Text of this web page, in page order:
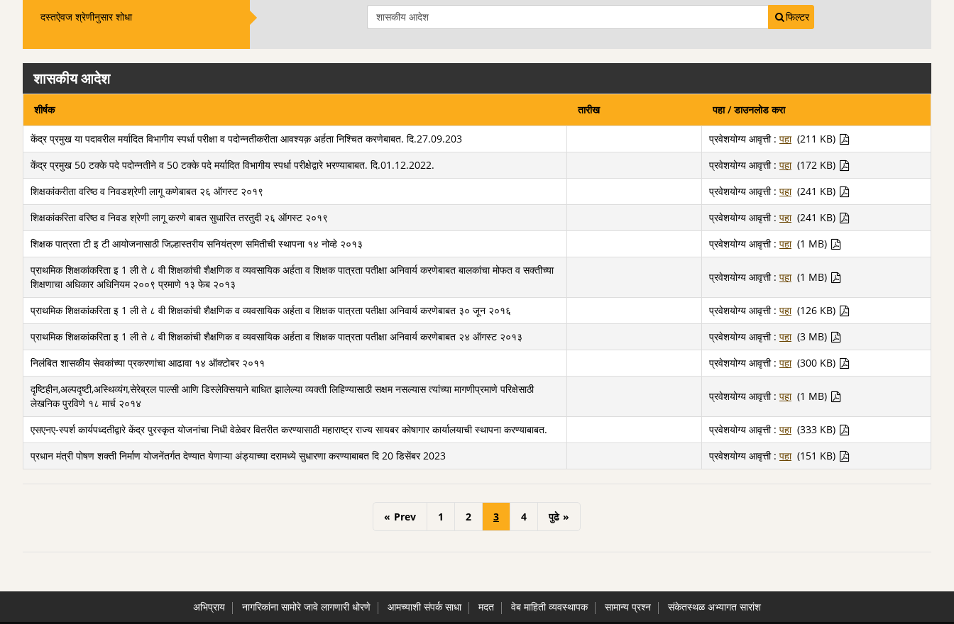
दस्तऐवज श्रेणीनुसार शोधा फिल्टर
शासकीय आदेश
शीर्षक तारीख पहा / डाउनलोड करा
केंद्र प्रमुख या पदावरील मर्यादित विभागीय स्पर्धा परीक्षा व पदोन्नतीकरीता आवश्यक़ अर्हता निश्चित करणेबाबत. दि.27.09.203 प्रवेशयोग्य आवृत्ती : पहा (211 KB)
केंद्र प्रमुख 50 टक्के पदे पदोन्नतीने व 50 टक्के पदे मर्यादित विभागीय स्पर्धा परीक्षेद्वारे भरण्याबाबत. दि.01.12.2022.
प्रवेशयोग्य आवृत्ती : पहा (172 KB)
शिक्षकांकरीता वरिष्‍ठ व निवडश्रेणी लागू कणेबाबत २६ ऑगस्‍ट २०१९
प्रवेशयोग्य आवृत्ती : पहा (241 KB)
शिक्षकांकरिता वरिष्ठ व निवड श्रेणी लागू करणे बाबत सुधारित तरतुदी २६ ऑगस्ट २०१९
प्रवेशयोग्य आवृत्ती : पहा (241 KB)
शिक्षक पात्रता टी इ टी आयोजनासाठी जिल्हास्तरीय सनियंत्रण समितीची स्थापना १४ नोव्हे २०१३
प्रवेशयोग्य आवृत्ती : पहा (1 MB)
प्राथमिक शिक्षकांकरिता इ 1 ली ते ८ वी शिक्षकांची शैक्षणिक व व्यवसायिक अर्हता व शिक्षक पात्रता पतीक्षा अनिवार्य करणेबाबत बालकांचा मोफत व सक्तीच्या
शिक्षणाचा अधिकार अधिनियम २००९ प्रमाणे १३ फेब २०१३
प्रवेशयोग्य आवृत्ती : पहा (1 MB)
प्राथमिक शिक्षकांकरिता इ 1 ली ते ८ वी शिक्षकांची शैक्षणिक व व्यवसायिक अर्हता व शिक्षक पात्रता पतीक्षा अनिवार्य करणेबाबत ३० जून २०१६ प्रवेशयोग्य आवृत्ती : पहा (126 KB)
प्राथमिक शिक्षकांकरिता इ 1 ली ते ८ वी शिक्षकांची शैक्षणिक व व्यवसायिक अर्हता व शिक्षक पात्रता पतीक्षा अनिवार्य करणेबाबत २४ ऑगस्ट २०१३
प्रवेशयोग्य आवृत्ती : पहा (3 MB)
निलंबित शासकीय सेवकांच्‍या प्रकरणांचा आढावा १४ ऑक्‍टोबर २०११
प्रवेशयोग्य आवृत्ती : पहा (300 KB)
दृष्टिहीन,अल्पदृष्टी,अस्थिव्यंग,सेरेब्रल पाल्सी आणि डिस्लेक्सियाने बाधित झालेल्या व्यक्ती लिहिण्यासाठी सक्षम नसल्यास त्यांच्या मागणीप्रमाणे परिक्षेसाठी
लेखनिक पुरविणे १८ मार्च २०१४
प्रवेशयोग्य आवृत्ती : पहा (1 MB)
एसएनए-स्पर्श कार्यपध्दतीद्वारे केंद्र पुरस्कृत योजनांचा निधी वेळेवर वितरीत करण्यासाठी महाराष्ट्र राज्य सायबर कोषागार कार्यालयाची स्थापना करण्याबाबत. प्रवेशयोग्य आवृत्ती : पहा (333 KB)
प्रधान मंत्री पोषण शक्ती निर्माण योजनेंतर्गत देण्यात येणाऱ्या अंड्याच्या दरामध्ये सुधारणा करण्याबाबत दि 20 डिसेंबर 2023
प्रवेशयोग्य आवृत्ती : पहा (151 KB)
« Prev 1 2 3 4 पुढे »
अभिप्राय नागरिकांना सामोरे जावे लागणारी धोरणे आमच्याशी संपर्क साधा मदत वेब माहिती व्यवस्थापक सामान्य प्रश्न संकेतस्थळ अभ्यागत सारांश